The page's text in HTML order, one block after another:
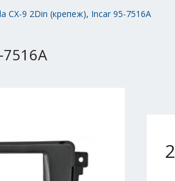
CX-9 2Din (крепеж), Incar 95-7516A
7516A